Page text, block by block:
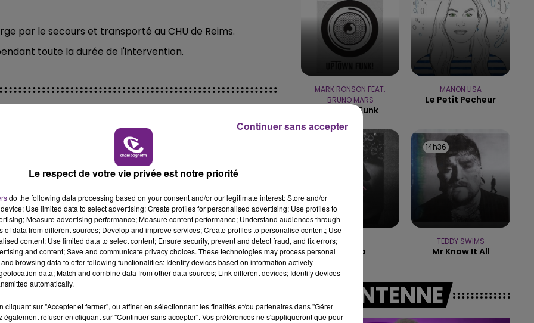
11h00 - 16h00
LE WEEK-END CHAMPAGNE FM
par le secours et transporté au CHU de Reims.
toute la durée de l'intervention.
LE MAGASIN JOUÉCLUB DE REIMS FERME
SES PORTES
C'était l'une des institutions du centre-ville
rémois. Le magasin JouéClub est contraint de
fermer ses portes.
MARK RONSON FEAT.
BRUNO MARS
Uptown Funk
MANON LISA
Le Petit Pecheur
Tattoo
14h36
14h36
TEDDY SWIMS
Mr Know It All
A L'ANTENNE
Le respect de votre vie privée est notre priorité
do the following data processing based on your consent and/or our legitimate interest: Store and/or
Use limited data to select advertising; Create profiles for personalised advertising; Use profiles to
Measure advertising performance; Measure content performance; Understand audiences through
of data from different sources; Develop and improve services; Create profiles to personalise content; Use
content; Use limited data to select content; Ensure security, prevent and detect fraud, and fix errors;
and content; Save and communicate privacy choices. These technologies may process personal
browsing data to offer following functionalities: Identify devices based on information actively
data; Match and combine data from other data sources; Link different devices; Identify devices
automatically.
cliquant sur "Accepter et fermer", ou affiner en sélectionnant les finalités et/ou partenaires dans "Gérer
également refuser en cliquant sur "Continuer sans accepter". Vos préférences ne s'appliqueront que pour
Continuer sans accepter